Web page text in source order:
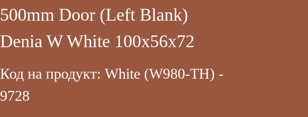
500mm Door (Left Blank)
Denia W White 100x56x72
Код на продукт: White (W980-TH) -
9728